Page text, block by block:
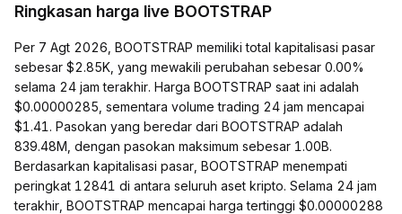
Ringkasan harga live BOOTSTRAP
Per 7 Agt 2026, BOOTSTRAP memiliki total kapitalisasi pasar
sebesar $2.85K, yang mewakili perubahan sebesar 0.00%
selama 24 jam terakhir. Harga BOOTSTRAP saat ini adalah
$0.00000285, sementara volume trading 24 jam mencapai
$1.41. Pasokan yang beredar dari BOOTSTRAP adalah
839.48M, dengan pasokan maksimum sebesar 1.00B.
Berdasarkan kapitalisasi pasar, BOOTSTRAP menempati
peringkat 12841 di antara seluruh aset kripto. Selama 24 jam
terakhir, BOOTSTRAP mencapai harga tertinggi $0.00000288